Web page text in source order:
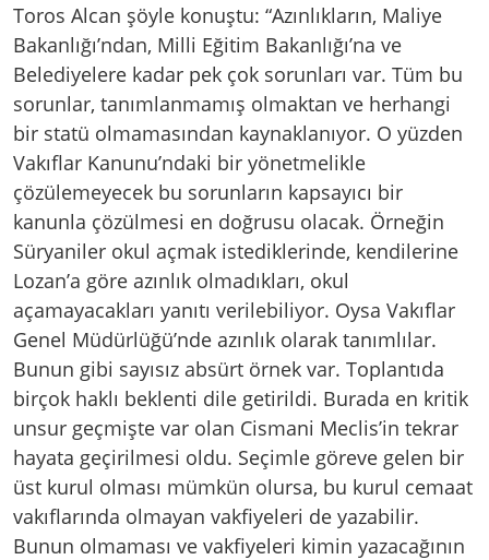
Toros Alcan şöyle konuştu: “Azınlıkların, Maliye
Bakanlığı’ndan, Milli Eğitim Bakanlığı’na ve
Belediyelere kadar pek çok sorunları var. Tüm bu
sorunlar, tanımlanmamış olmaktan ve herhangi
bir statü olmamasından kaynaklanıyor. O yüzden
Vakıflar Kanunu’ndaki bir yönetmelikle
çözülemeyecek bu sorunların kapsayıcı bir
kanunla çözülmesi en doğrusu olacak. Örneğin
Süryaniler okul açmak istediklerinde, kendilerine
Lozan’a göre azınlık olmadıkları, okul
açamayacakları yanıtı verilebiliyor. Oysa Vakıflar
Genel Müdürlüğü’nde azınlık olarak tanımlılar.
Bunun gibi sayısız absürt örnek var. Toplantıda
birçok haklı beklenti dile getirildi. Burada en kritik
unsur geçmişte var olan Cismani Meclis’in tekrar
hayata geçirilmesi oldu. Seçimle göreve gelen bir
üst kurul olması mümkün olursa, bu kurul cemaat
vakıflarında olmayan vakfiyeleri de yazabilir.
Bunun olmaması ve vakfiyeleri kimin yazacağının